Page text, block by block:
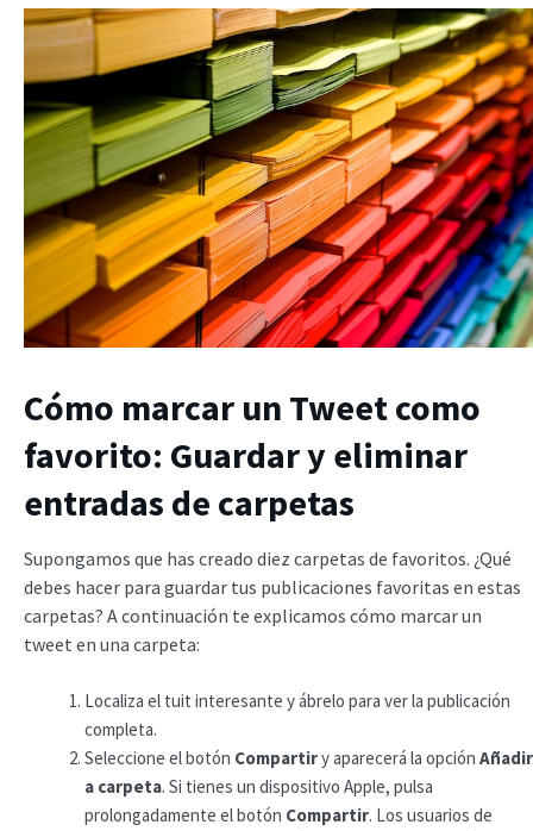
Cómo marcar un Tweet como
favorito: Guardar y eliminar
entradas de carpetas
Supongamos que has creado diez carpetas de favoritos. ¿Qué
debes hacer para guardar tus publicaciones favoritas en estas
carpetas? A continuación te explicamos cómo marcar un
tweet en una carpeta:
Localiza el tuit interesante y ábrelo para ver la publicación
completa.
Seleccione el botón Compartiry aparecerá la opción Añadir
a carpeta. Si tienes un dispositivo Apple, pulsa
prolongadamente el botón Compartir. Los usuarios de